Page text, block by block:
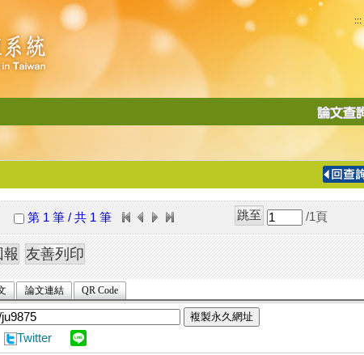
:::
導
第 1 筆 / 共 1 筆 /1 頁
論文連結 QR Code
複製永久網址
Twitter